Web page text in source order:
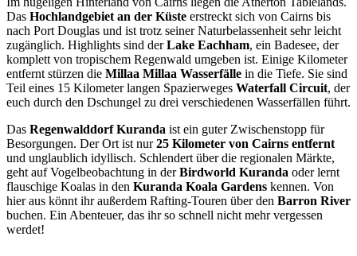
Das Hochlandgebiet an der Küste erstreckt sich von Cairns bis
nach Port Douglas und ist trotz seiner Naturbelassenheit sehr leicht
zugänglich. Highlights sind derLake Eachham, ein Badesee, der
komplett von tropischem Regenwald umgeben ist. Einige Kilometer
entfernt stürzen die Millaa Millaa Wasserfälle in die Tiefe. Sie sind
Teil eines 15 Kilometer langen Spazierweges Waterfall Circuit, der
euch durch den Dschungel zu drei verschiedenen Wasserfällen führt.
Das Regenwalddorf Kuranda ist ein guter Zwischenstopp für
Besorgungen. Der Ort ist nur25 Kilometer von Cairns entfernt
und unglaublich idyllisch. Schlendert über die regionalen Märkte,
geht auf Vogelbeobachtung in derBirdworld Kuranda oder lernt
flauschige Koalas in den Kuranda Koala Gardens kennen. Von
hier aus könnt ihr außerdem Rafting-Touren über den Barron River
buchen. Ein Abenteuer, das ihr so schnell nicht mehr vergessen
werdet!